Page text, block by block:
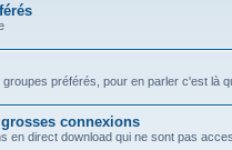
préférés, pour en parler c'est là
connexions
en direct download qui ne sont pas